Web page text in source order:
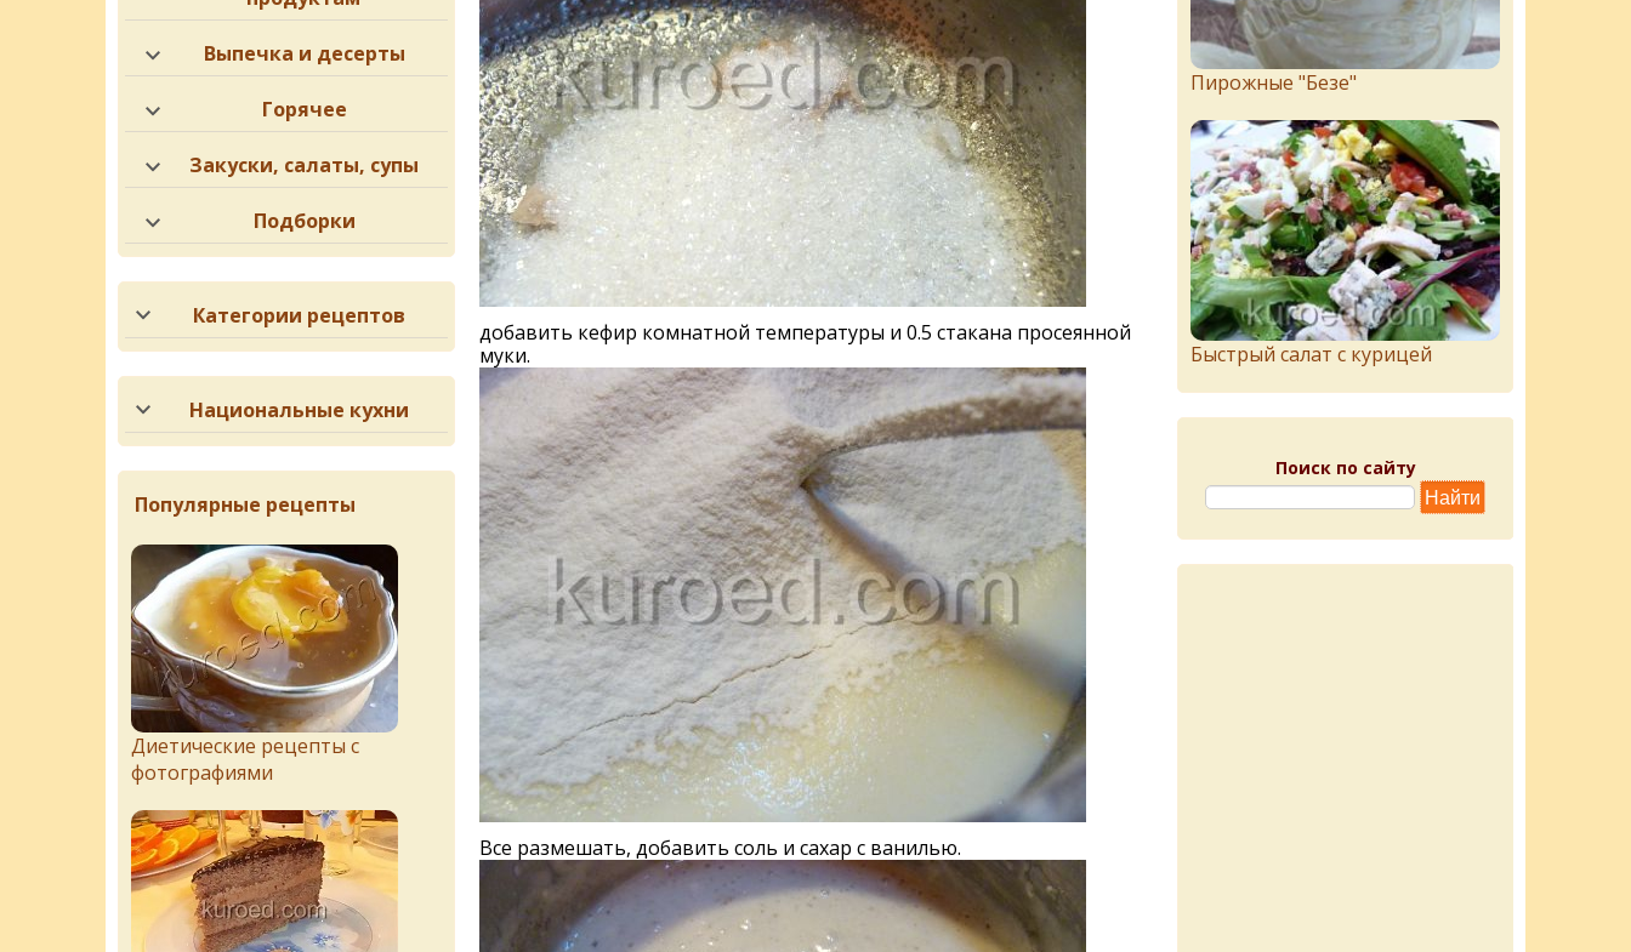
добавить кефир комнатной температуры и 0.5 стакана просеянной
муки.
Все размешать, добавить соль и сахар с ванилью.
Выпечка и десерты
Горячее
Закуски, салаты, супы
Подборки
Категории рецептов
Национальные кухни
Популярные рецепты
Диетические рецепты с
фотографиями
Пирожныe "Бeзe"
Быстрый салат с курицей
Поиск по сайту